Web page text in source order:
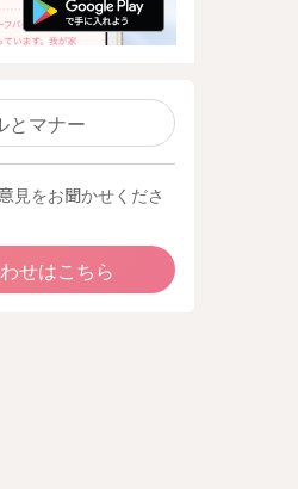
とマナー
見をお聞かせくださ
せはこちら